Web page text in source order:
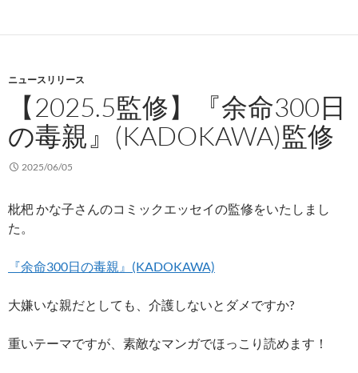
ニュースリリース
【2025.5監修】『余命300日
の毒親』(KADOKAWA)監修
2025/06/05
枇杷 かな子さんのコミックエッセイの監修をいたしまし
た。
『余命300日の毒親』(KADOKAWA)
大嫌いな親だとしても、介護しないとダメですか?
重いテーマですが、素敵なマンガでほっこり読めます！